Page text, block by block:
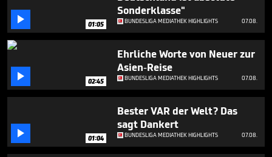
 01:05
Sonderklasse"
BUNDESLIGA MEDIATHEK HIGHLIGHTS 07.08.
 02:45
Ehrliche Worte von Neuer zur
Asien-Reise
BUNDESLIGA MEDIATHEK HIGHLIGHTS 07.08.
 01:04
Bester VAR der Welt? Das
sagt Dankert
BUNDESLIGA MEDIATHEK HIGHLIGHTS 07.08.